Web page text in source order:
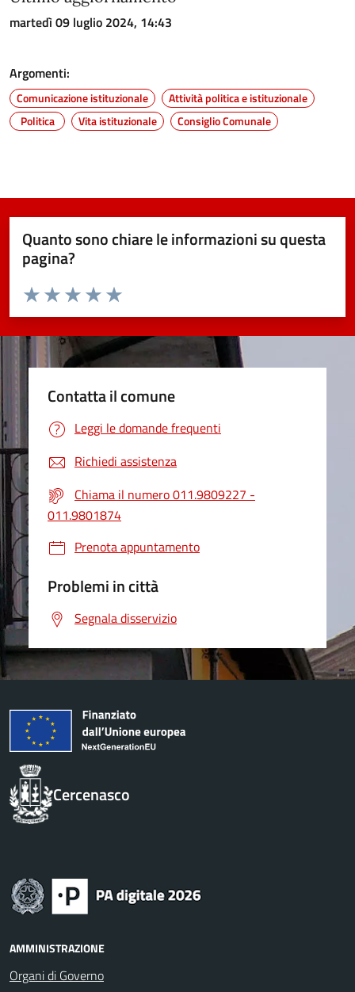
martedì 09 luglio 2024, 14:43
Argomenti:
Comunicazione istituzionale
Attività politica e istituzionale
Politica
Vita istituzionale Consiglio Comunale
Quanto sono chiare le informazioni su questa
pagina?
Valuta da 1 a 5 stelle la pagina
Valuta 5 stelle su 5
Valuta 4 stelle su 5
Valuta 3 stelle su 5
Valuta 2 stelle su 5
Valuta 1 stelle su 5
Contatta il comune
Leggi le domande frequenti
Richiedi assistenza
Chiama il numero 011.9809227 -
011.9801874
Prenota appuntamento
Problemi in città
Segnala disservizio
Cercenasco
AMMINISTRAZIONE
Organi di Governo